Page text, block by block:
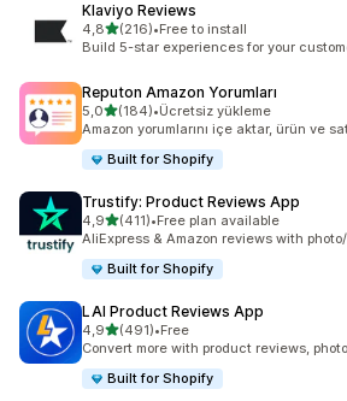
Klaviyo Reviews
4,85 yıldız üzerinden
(216)
toplam 216 değerlendirme
•Free to install
Build 5-star experiences for your
Reputon Amazon Yorumları
5,05 yıldız üzerinden
(184)
toplam 184 değerlendirme
•Ücretsiz yükleme
Amazon yorumlarını içe aktar, ürün ve
Built for Shopify
Trustify: Product Reviews App
4,95 yıldız üzerinden
(411)
toplam 411 değerlendirme
•Free plan available
AliExpress & Amazon reviews with
Built for Shopify
LAI Product Reviews App
4,95 yıldız üzerinden
(491)
toplam 491 değerlendirme
•Free
Convert more with product reviews,
Built for Shopify